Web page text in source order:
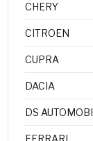
CHERY
CITROEN
CUPRA
DACIA
DS
FERRARI